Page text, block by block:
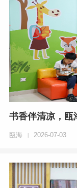
书香伴清凉，瓯
瓯海 | 2026-07-03